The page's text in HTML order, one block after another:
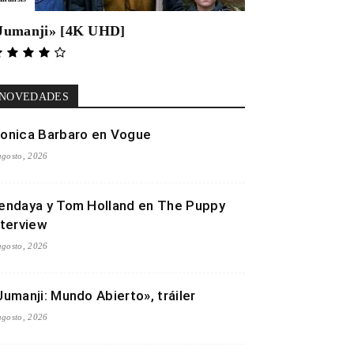
[4K UHD]
Barbaro en Vogue
2026
y Tom Holland en The Puppy
2026
Mundo Abierto», tráiler
2026